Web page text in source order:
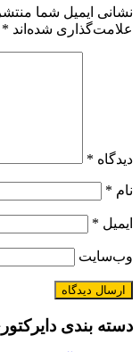
ایمیل شما منتشر
شده‌اند*
*
*
بندی دایرکتوری